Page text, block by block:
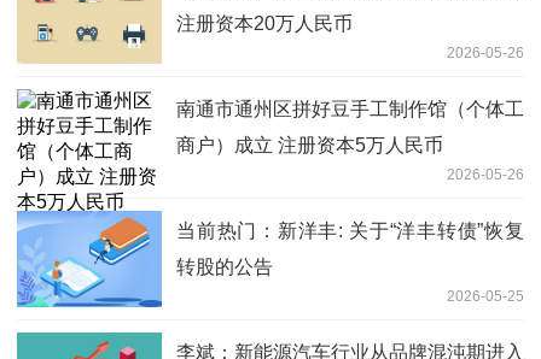
注册资本20万人民币
2026-05-26
南通市通州区拼好豆手工制作馆（个体工
商户）成立 注册资本5万人民币
2026-05-26
当前热门：新洋丰: 关于“洋丰转债”恢复
转股的公告
2026-05-25
李斌：新能源汽车行业从品牌混沌期进入